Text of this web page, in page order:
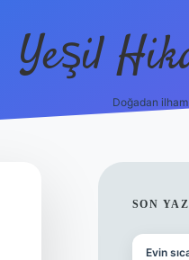
Yeşil
Doğadan
SON
Evin